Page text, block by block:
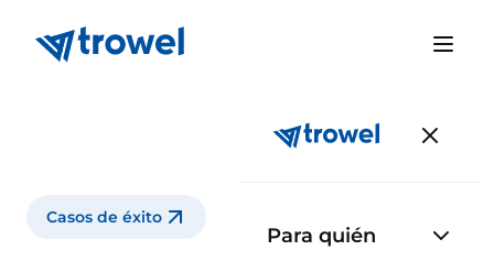
Para quién
Casos de éxito